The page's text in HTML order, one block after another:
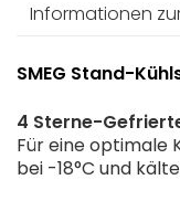
Informationen
SMEG Stand-
4 Sterne-
Für eine optimale
bei -18°C und